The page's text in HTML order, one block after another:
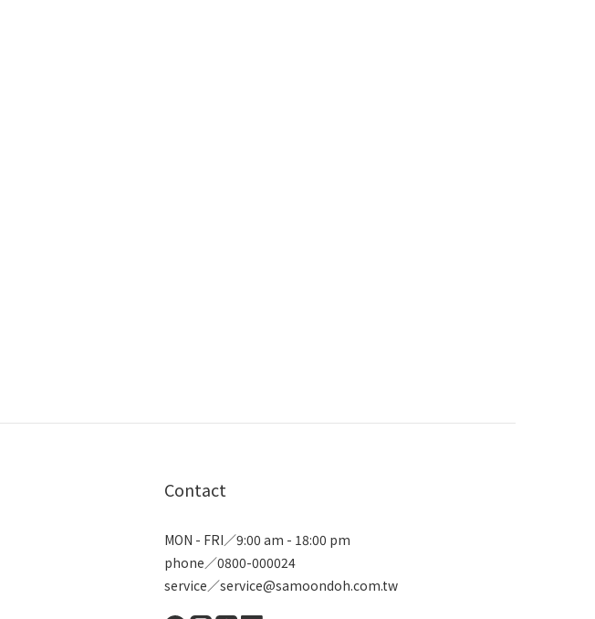
Contact
MON - FRI／9:00 am - 18:00 pm
phone／0800-000024
service／service@samoondoh.com.tw